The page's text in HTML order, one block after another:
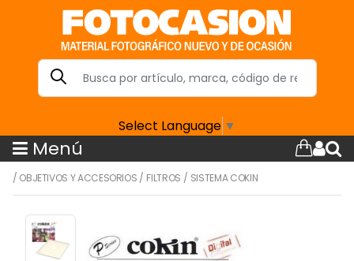
Select Language ▼
Menú
/ OBJETIVOS Y ACCESORIOS / FILTROS / SISTEMA COKIN